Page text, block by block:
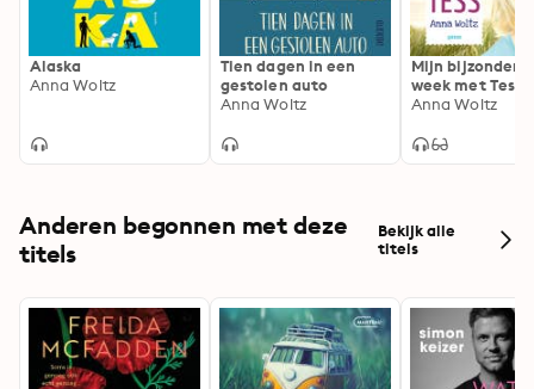
Alaska
Anna Woltz
Tien dagen in een
gestolen auto
Anna Woltz
Mijn bijzonder
week met Tess
Anna Woltz
Anderen begonnen met deze
titels
Bekijk alle
titels